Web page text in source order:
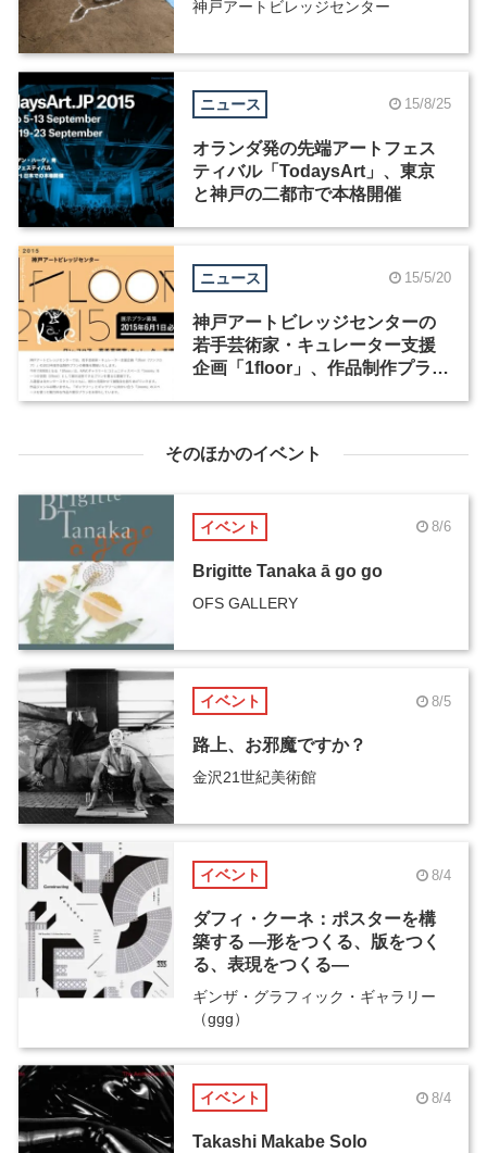
神戸アートビレッジセンター
ニュース 15/8/25
オランダ発の先端アートフェス
ティバル「TodaysArt」、東京
と神戸の二都市で本格開催
ニュース 15/5/20
神戸アートビレッジセンターの
若手芸術家・キュレーター支援
企画「1floor」、作品制作プラン
そのほかのイベント
イベント 8/6
Brigitte Tanaka ā go go
OFS GALLERY
イベント 8/5
路上、お邪魔ですか？
金沢21世紀美術館
イベント 8/4
ダフィ・クーネ：ポスターを構
築する ―形をつくる、版をつく
る、表現をつくる―
ギンザ・グラフィック・ギャラリー
（ggg）
イベント 8/4
Takashi Makabe Solo